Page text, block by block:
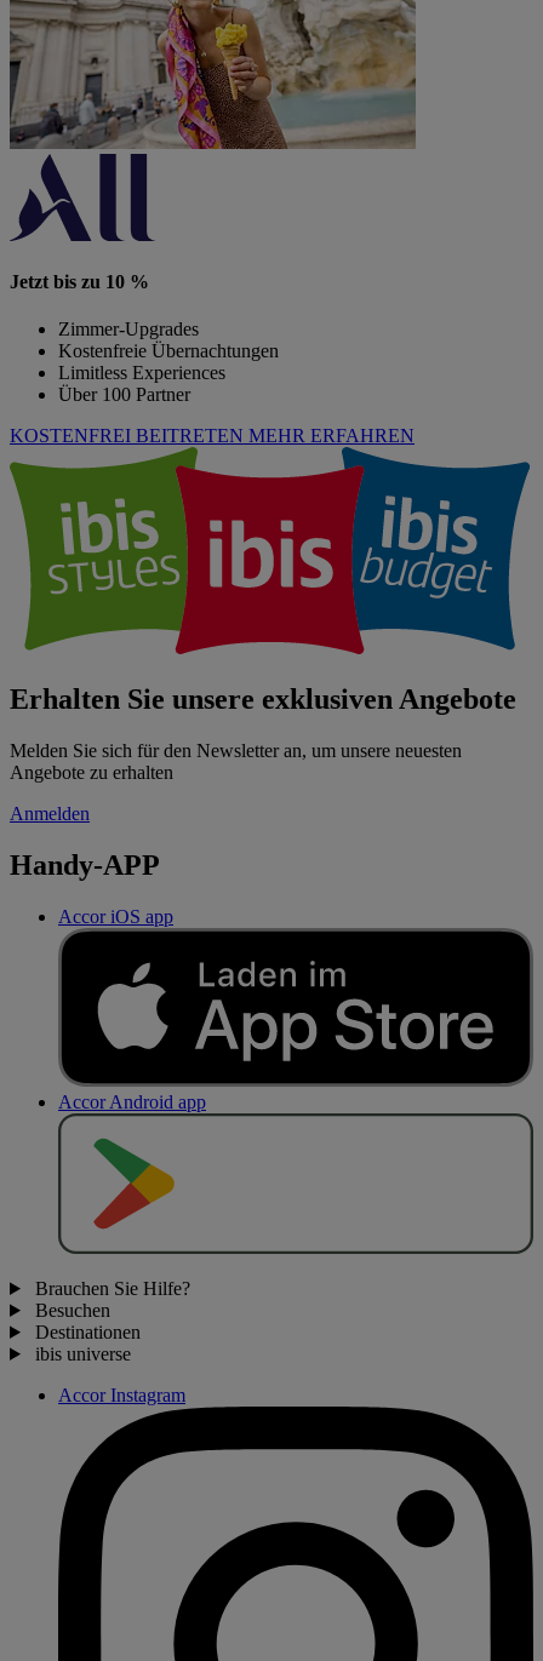
Jetzt bis zu 10 %
Zimmer-Upgrades
Kostenfreie Übernachtungen
Limitless Experiences
Über 100 Partner
KOSTENFREI BEITRETEN MEHR ERFAHREN
Erhalten Sie unsere exklusiven Angebote
Melden Sie sich für den Newsletter an, um unsere neuesten
Angebote zu erhalten
Anmelden
Handy-APP
Accor iOS app
Accor Android app
Brauchen Sie Hilfe?
Besuchen
Destinationen
ibis universe
Accor Instagram